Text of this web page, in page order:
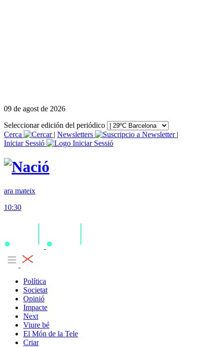
09 de agost de 2026
Seleccionar edición del periódico
Cerca
| Newsletters
|
Iniciar Sessió
ara mateix
10:30
Política
Societat
Opinió
Impacte
Next
Viure bé
El Món de la Tele
Criar